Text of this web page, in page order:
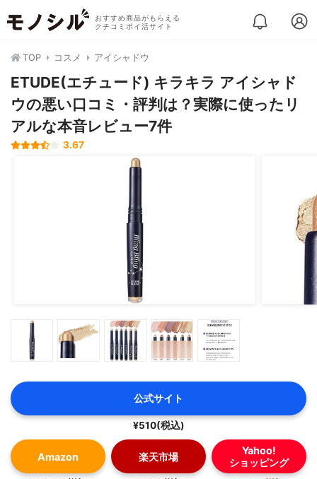
おすすめ商品がもらえる
クチコミポイ活サイト
TOP コスメ アイシャドウ
ETUDE(エチュード) キラキラ アイシャド
ウの悪い口コミ・評判は？実際に使ったリ
アルな本音レビュー7件
3.67
公式サイト
¥510(税込)
Amazon 楽天市場
Yahoo!
ショッピング